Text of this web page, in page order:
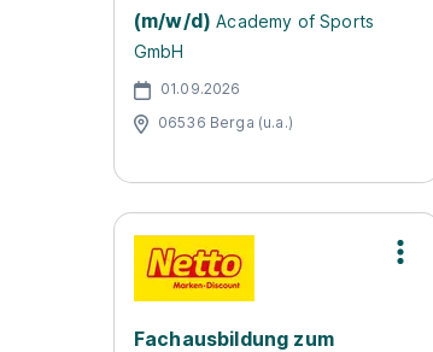
(m/w/d) Academy of Sports
GmbH
01.09.2026
06536 Berga (u.a.)
Fachausbildung zum